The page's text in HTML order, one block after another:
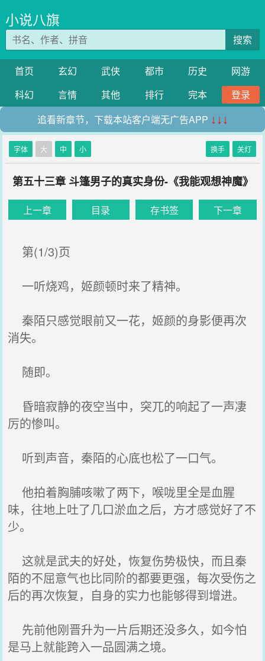
小说八旗
搜索
首页 玄幻 武侠 都市 历史
网游
科幻
言情 其他 排行 完本
登录
追看新章节，下载本站客户端无广告APP ↓↓↓
字体 大 中 小 换手 关灯
第五十三章 斗篷男子的真实身份-《我能观想神魔》
上一章 目录 存书签 下一章
第(1/3)页
一听烧鸡，姬颜顿时来了精神。
秦陌只感觉眼前又一花，姬颜的身影便再次
消失。
随即。
昏暗寂静的夜空当中，突兀的响起了一声凄
厉的惨叫。
听到声音，秦陌的心底也松了一口气。
他拍着胸脯咳嗽了两下，喉咙里全是血腥
味，往地上吐了几口淤血之后，方才感觉好了不
少。
这就是武夫的好处，恢复伤势极快，而且秦
陌的不屈意气也比同阶的都要更强，每次受伤之
后的再次恢复，自身的实力也能够得到增进。
先前他刚晋升为一片后期还没多久，如今怕
是马上就能跨入一品圆满之境。